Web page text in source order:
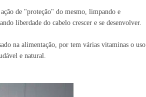
de "proteção" do mesmo, limpando e
liberdade do cabelo crescer e se desenvolver.
na alimentação, por tem várias vitaminas o uso
e natural.